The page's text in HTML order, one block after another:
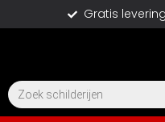
Gratis